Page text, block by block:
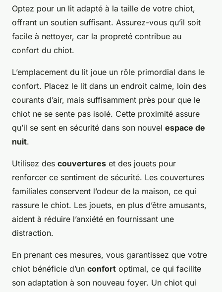
Optez pour un lit adapté à la taille de votre chiot,
offrant un soutien suffisant. Assurez-vous qu’il soit
facile à nettoyer, car la propreté contribue au
confort du chiot.
L’emplacement du lit joue un rôle primordial dans le
confort. Placez le lit dans un endroit calme, loin des
courants d’air, mais suffisamment près pour que le
chiot ne se sente pas isolé. Cette proximité assure
qu’il se sent en sécurité dans son nouvel espace de
nuit.
Utilisez des couvertures et des jouets pour
renforcer ce sentiment de sécurité. Les couvertures
familiales conservent l’odeur de la maison, ce qui
rassure le chiot. Les jouets, en plus d’être amusants,
aident à réduire l’anxiété en fournissant une
distraction.
En prenant ces mesures, vous garantissez que votre
chiot bénéficie d’un confort optimal, ce qui facilite
son adaptation à son nouveau foyer. Un chiot qui